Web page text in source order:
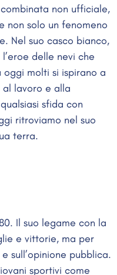
non ufficiale,
non solo un fenomeno
Nel suo casco bianco,
delle nevi che
molti si ispirano a
al lavoro e alla
sfida con
ritroviamo nel suo
terra.
Il suo legame con la
e vittorie, ma per
sull’opinione pubblica.
sportivi come